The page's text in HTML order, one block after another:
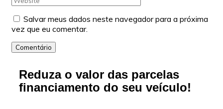
Salvar meus dados neste navegador para a próxima
vez que eu comentar.
Comentário
Reduza o valor das parcelas
financiamento do seu veículo!